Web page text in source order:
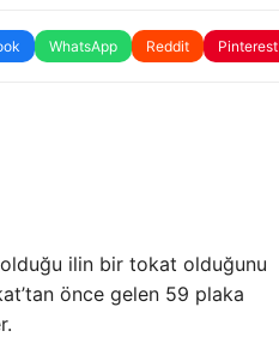
WhatsApp Reddit Pinterest
olduğu ilin bir tokat olduğunu
önce gelen 59 plaka